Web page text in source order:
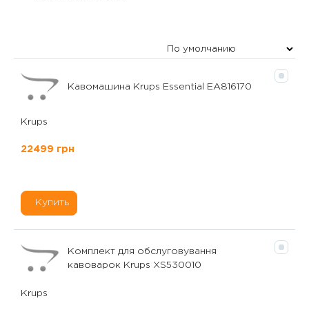
Кавомашина Krups Essential EA816170
Krups
22499 грн
Купить
Комплект для обслуговування
кавоварок Krups XS530010
Krups